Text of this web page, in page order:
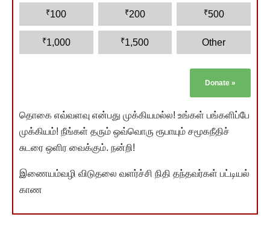
₹100 ₹200 ₹500
₹1,000 ₹1,500 Other
Donate »
தொகை எவ்வளவு என்பது முக்கியமல்ல! உங்கள் பங்களிப்பே
முக்கியம்! நீங்கள் தரும் ஒவ்வொரு ரூபாயும் சமூகநீதிச்
சுடரை ஒளிர வைக்கும். நன்றி!
இணையம்வழி விடுதலை வளர்ச்சி நிதி தந்தவர்கள் பட்டியல்
காண